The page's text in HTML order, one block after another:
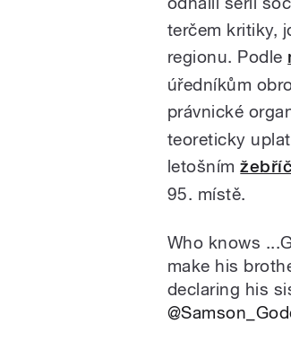
terčem kritiky,
regionu. Podle
úředníkům
právnické
teoreticky
letošním
95. místě.
Who knows
make his
declaring his